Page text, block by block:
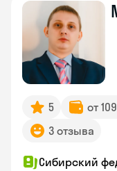
5 от
3 отзыва
Сибирский